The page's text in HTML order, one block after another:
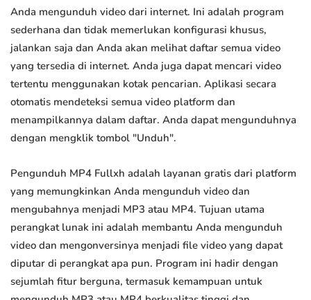
Anda mengunduh video dari internet. Ini adalah program
sederhana dan tidak memerlukan konfigurasi khusus,
jalankan saja dan Anda akan melihat daftar semua video
yang tersedia di internet. Anda juga dapat mencari video
tertentu menggunakan kotak pencarian. Aplikasi secara
otomatis mendeteksi semua video platform dan
menampilkannya dalam daftar. Anda dapat mengunduhnya
dengan mengklik tombol "Unduh".
Pengunduh MP4 Fullxh adalah layanan gratis dari platform
yang memungkinkan Anda mengunduh video dan
mengubahnya menjadi MP3 atau MP4. Tujuan utama
perangkat lunak ini adalah membantu Anda mengunduh
video dan mengonversinya menjadi file video yang dapat
diputar di perangkat apa pun. Program ini hadir dengan
sejumlah fitur berguna, termasuk kemampuan untuk